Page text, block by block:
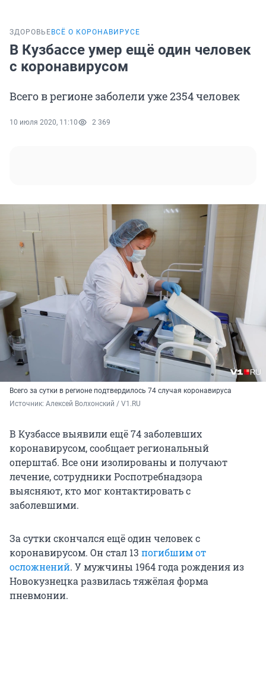
ЗДОРОВЬЕ ВСЁ О КОРОНАВИРУСЕ
В Кузбассе умер ещё один человек
с коронавирусом
Всего в регионе заболели уже 2354 человек
10 июля 2020, 11:10 2 369
Всего за сутки в регионе подтвердилось 74 случая коронавируса
Источник: Алексей Волхонский / V1.RU
В Кузбассе выявили ещё 74 заболевших
коронавирусом, сообщает региональный
оперштаб. Все они изолированы и получают
лечение, сотрудники Роспотребнадзора
выясняют, кто мог контактировать с
заболевшими.
За сутки скончался ещё один человек с
коронавирусом. Он стал 13 погибшим от
осложнений. У мужчины 1964 года рождения из
Новокузнецка развилась тяжёлая форма
пневмонии.